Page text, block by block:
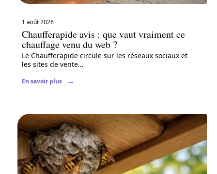
1 août 2026
Chaufferapide avis : que vaut vraiment ce
chauffage venu du web ?
Le Chaufferapide circule sur les réseaux sociaux et
les sites de vente…
En savoir plus